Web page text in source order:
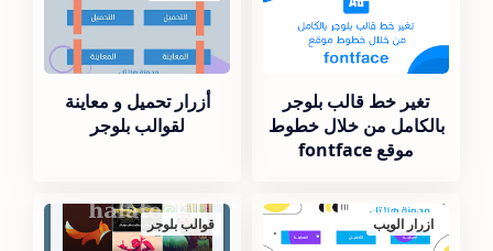
تغير خط قالب بلوجر
بالكامل من خلال خطوط
موقع fontface
أزرار تحميل و معاينة
لقوالب بلوجر
ازرار الويب قوالب بلوجر